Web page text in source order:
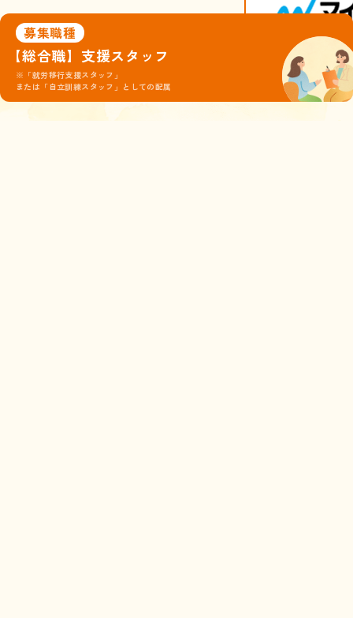
© 株式会社ココルポート
募集職種
【総合職】支援スタッフ
※「就労移行支援スタッフ」
または「自立訓練スタッフ」としての配属